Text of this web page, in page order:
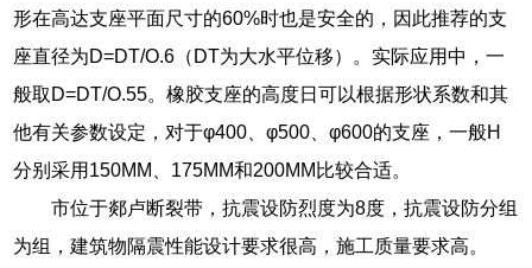
形在高达支座平面尺寸的60%时也是安全的，因此推荐的支
座直径为D=DT/O.6（DT为大水平位移）。实际应用中，一
般取D=DT/O.55。橡胶支座的高度日可以根据形状系数和其
他有关参数设定，对于φ400、φ500、φ600的支座，一般H
分别采用150MM、175MM和200MM比较合适。
市位于郯卢断裂带，抗震设防烈度为8度，抗震设防分组
为组，建筑物隔震性能设计要求很高，施工质量要求高。